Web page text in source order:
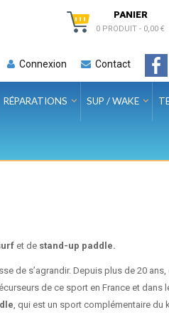
PANIER
0 PRODUIT - 0,00 €
Connexion Contact
RÉPARATIONS SUP / WAKE
et de stand-up paddle.
de s’agrandir. Depuis plus de 20 ans,
de ce sport en France et dans
, qui est un sport complémentaire du